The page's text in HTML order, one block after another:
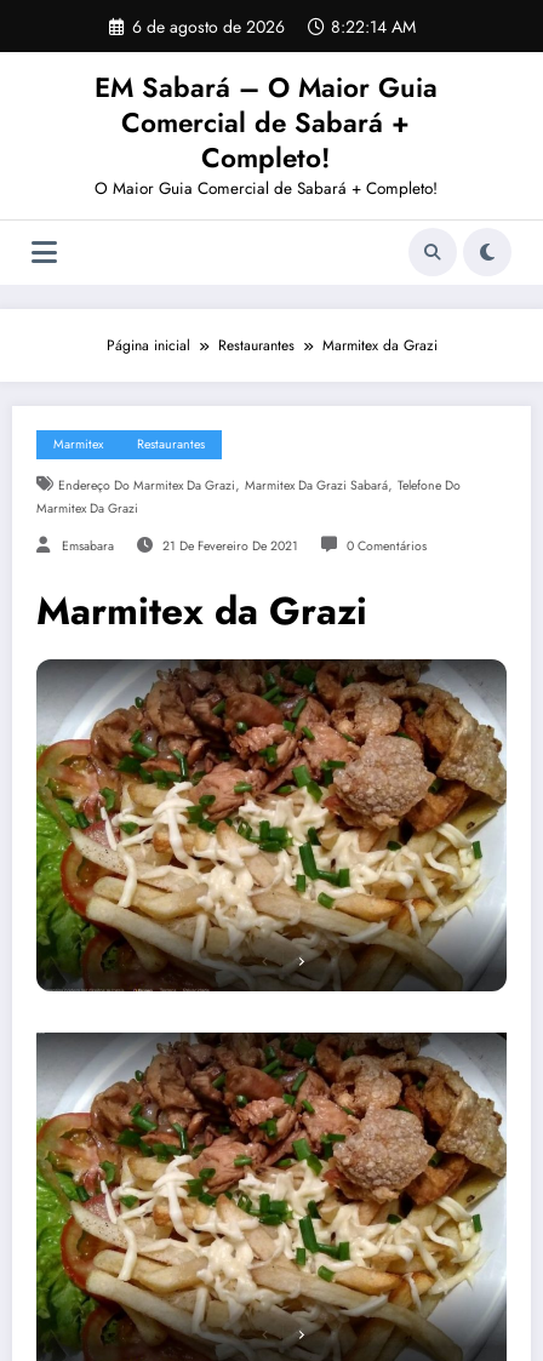
o
6 de agosto de 2026 8:22:15 AM
EM Sabará – O Maior Guia
Comercial de Sabará +
Completo!
O Maior Guia Comercial de Sabará + Completo!
Página inicial Restaurantes Marmitex da Grazi
Marmitex Restaurantes
Endereço Do Marmitex Da Grazi, Marmitex Da Grazi Sabará, Telefone Do
Marmitex Da Grazi
Emsabara 21 De Fevereiro De 2021 0 Comentários
Marmitex da Grazi